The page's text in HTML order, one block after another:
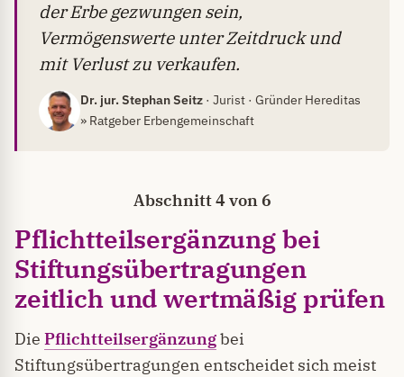
der Erbe gezwungen sein,
Vermögenswerte unter Zeitdruck und
mit Verlust zu verkaufen.
Dr. jur. Stephan Seitz · Jurist · Gründer Hereditas
» Ratgeber Erbengemeinschaft
Abschnitt 4 von 6
Pflichtteilsergänzung bei
Stiftungsübertragungen
zeitlich und wertmäßig prüfen
Die Pflichtteilsergänzungbei
Stiftungsübertragungen entscheidet sich meist